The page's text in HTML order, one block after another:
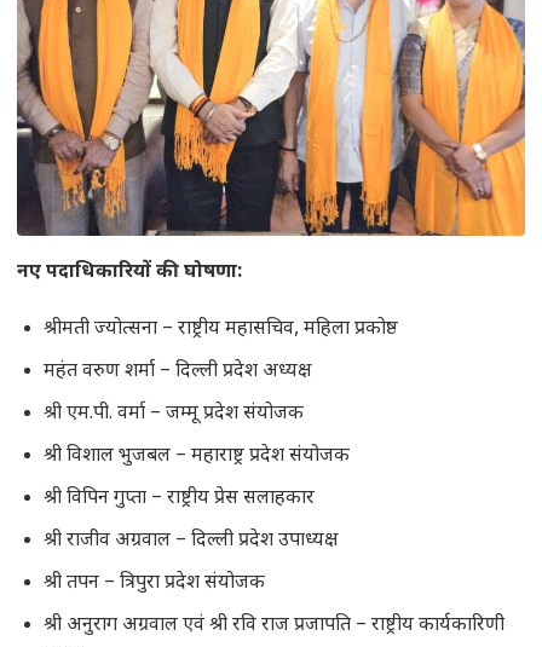
नए पदाधिकारियों की घोषणा:
श्रीमती ज्योत्सना – राष्ट्रीय महासचिव, महिला प्रकोष्ठ
महंत वरुण शर्मा – दिल्ली प्रदेश अध्यक्ष
श्री एम.पी. वर्मा – जम्मू प्रदेश संयोजक
श्री विशाल भुजबल – महाराष्ट्र प्रदेश संयोजक
श्री विपिन गुप्ता – राष्ट्रीय प्रेस सलाहकार
श्री राजीव अग्रवाल – दिल्ली प्रदेश उपाध्यक्ष
श्री तपन – त्रिपुरा प्रदेश संयोजक
श्री अनुराग अग्रवाल एवं श्री रवि राज प्रजापति – राष्ट्रीय कार्यकारिणी